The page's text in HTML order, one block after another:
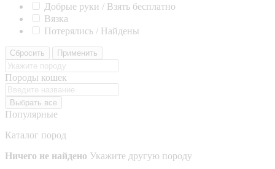
Добрые руки / Взять бесплатно
Вязка
Потерялись / Найдены
Сбросить Применить
Породы кошек
Выбрать все
Популярные
Каталог пород
Ничего не найдено Укажите другую породу